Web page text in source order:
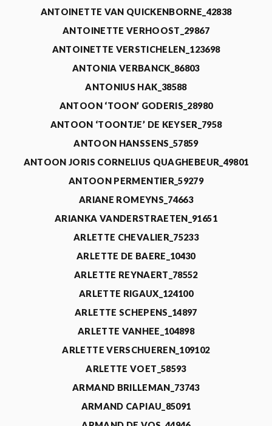
ANTOINETTE VAN QUICKENBORNE_42838
ANTOINETTE VERHOOST_29867
ANTOINETTE VERSTICHELEN_123698
ANTONIA VERBANCK_86803
ANTONIUS HAK_38588
ANTOON ‘TOON’ GODERIS_28980
ANTOON ‘TOONTJE’ DE KEYSER_7958
ANTOON HANSSENS_57859
ANTOON JORIS CORNELIUS QUAGHEBEUR_49801
ANTOON PERMENTIER_59279
ARIANE ROMEYNS_74663
ARIANKA VANDERSTRAETEN_91651
ARLETTE CHEVALIER_75233
ARLETTE DE BAERE_10430
ARLETTE REYNAERT_78552
ARLETTE RIGAUX_124100
ARLETTE SCHEPENS_14897
ARLETTE VANHEE_104898
ARLETTE VERSCHUEREN_109102
ARLETTE VOET_58593
ARMAND BRILLEMAN_73743
ARMAND CAPIAU_85091